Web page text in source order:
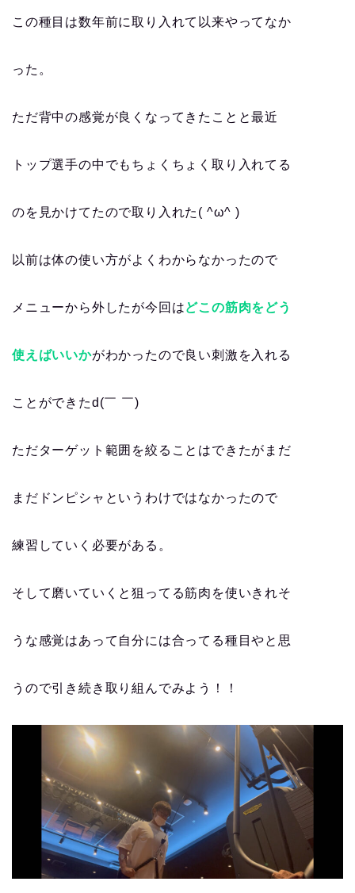
この種目は数年前に取り入れて以来やってなか
った。
ただ背中の感覚が良くなってきたことと最近
トップ選手の中でもちょくちょく取り入れてる
のを見かけてたので取り入れた( ^ω^ )
以前は体の使い方がよくわからなかったので
メニューから外したが今回はどこの筋肉をどう
使えばいいかがわかったので良い刺激を入れる
ことができたd(￣ ￣)
ただターゲット範囲を絞ることはできたがまだ
まだドンピシャというわけではなかったので
練習していく必要がある。
そして磨いていくと狙ってる筋肉を使いきれそ
うな感覚はあって自分には合ってる種目やと思
うので引き続き取り組んでみよう！！